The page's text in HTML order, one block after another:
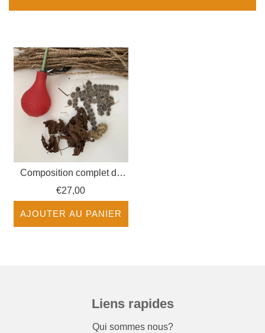
Composition complet du
Gongolili avec Materiel
€27,00
AJOUTER AU PANIER
Liens rapides
Qui sommes nous?